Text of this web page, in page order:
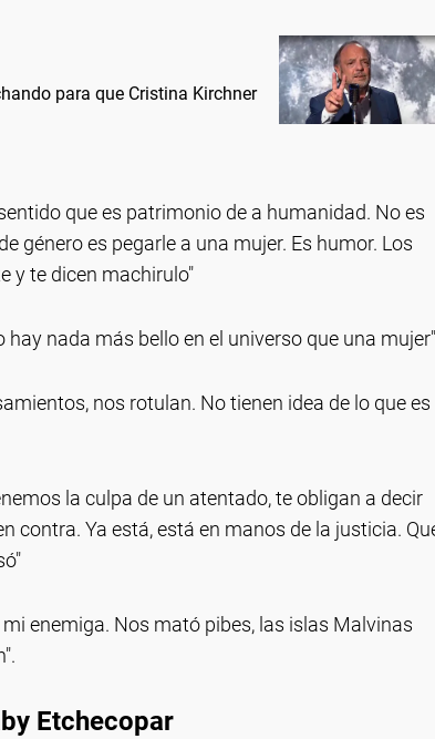
para que Cristina Kirchner
que es patrimonio de a humanidad. No es
género es pegarle a una mujer. Es humor. Los
y te dicen machirulo"
hay nada más bello en el universo que una
nos rotulan. No tienen idea de lo que es
la culpa de un atentado, te obligan a decir
contra. Ya está, está en manos de la justicia.
enemiga. Nos mató pibes, las islas Malvinas
Etchecopar